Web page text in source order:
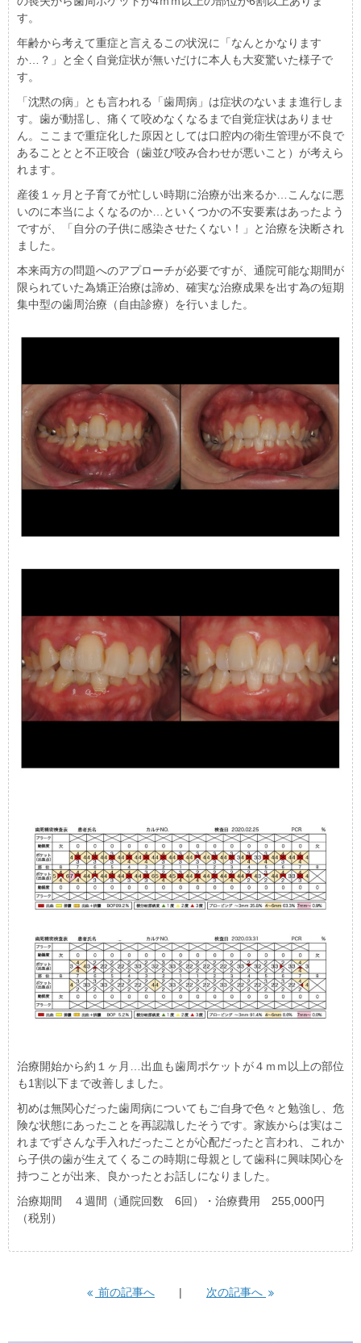
す。
年齢から考えて重症と言えるこの状況に「なんとかなります
か…？」と全く自覚症状が無いだけに本人も大変驚いた様子で
す。
「沈黙の病」とも言われる「歯周病」は症状のないまま進行しま
す。歯が動揺し、痛くて咬めなくなるまで自覚症状はありませ
ん。ここまで重症化した原因としては口腔内の衛生管理が不良で
あることとと不正咬合（歯並び咬み合わせが悪いこと）が考えら
れます。
産後１ヶ月と子育てが忙しい時期に治療が出来るか…こんなに悪
いのに本当によくなるのか…といくつかの不安要素はあったよう
ですが、「自分の子供に感染させたくない！」と治療を決断され
ました。
本来両方の問題へのアプローチが必要ですが、通院可能な期間が
限られていた為矯正治療は諦め、確実な治療成果を出す為の短期
集中型の歯周治療（自由診療）を行いました。
治療開始から約１ヶ月…出血も歯周ポケットが４ｍｍ以上の部位
も1割以下まで改善しました。
初めは無関心だった歯周病についてもご自身で色々と勉強し、危
険な状態にあったことを再認識したそうです。家族からは実はこ
れまでずさんな手入れだったことが心配だったと言われ、これか
ら子供の歯が生えてくるこの時期に母親として歯科に興味関心を
持つことが出来、良かったとお話しになりました。
治療期間 ４週間（通院回数 6回）・治療費用 255,000円
（税別）
前の記事へ 次の記事へ